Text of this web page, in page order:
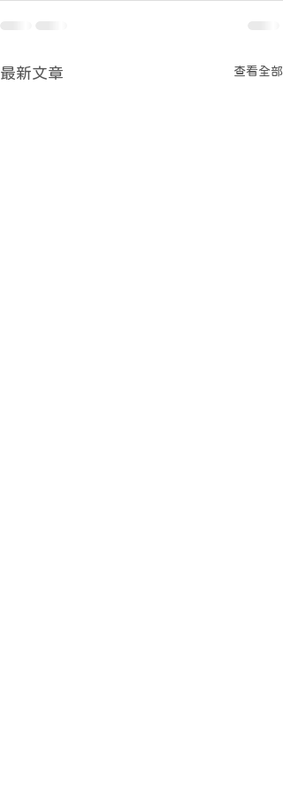
最新文章 查看全部